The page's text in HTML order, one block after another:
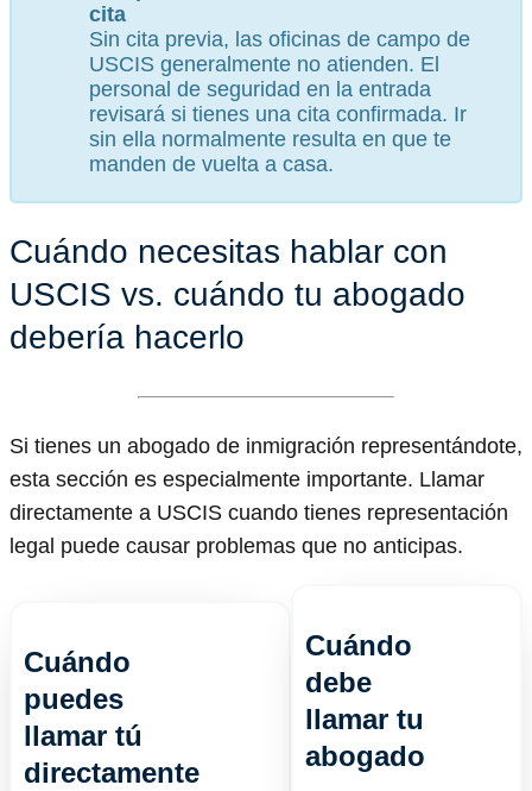
cita
Sin cita previa, las oficinas de campo de
USCIS generalmente no atienden. El
personal de seguridad en la entrada
revisará si tienes una cita confirmada. Ir
sin ella normalmente resulta en que te
manden de vuelta a casa.
Cuándo necesitas hablar con
USCIS vs. cuándo tu abogado
debería hacerlo
Si tienes un abogado de inmigración representándote,
esta sección es especialmente importante. Llamar
directamente a USCIS cuando tienes representación
legal puede causar problemas que no anticipas.
Cuándo
puedes
llamar tú
directamente
Cuándo
debe
llamar tu
abogado